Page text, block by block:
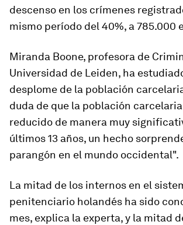
descenso en los crímenes
mismo período del 40%, a 785.000
Miranda Boone, profesora de
Universidad de Leiden, ha
desplome de la población
duda de que la población
reducido de manera muy
últimos 13 años, un hecho
parangón en el mundo occidental".
La mitad de los internos en el
penitenciario holandés ha sido
mes, explica la experta, y la mitad